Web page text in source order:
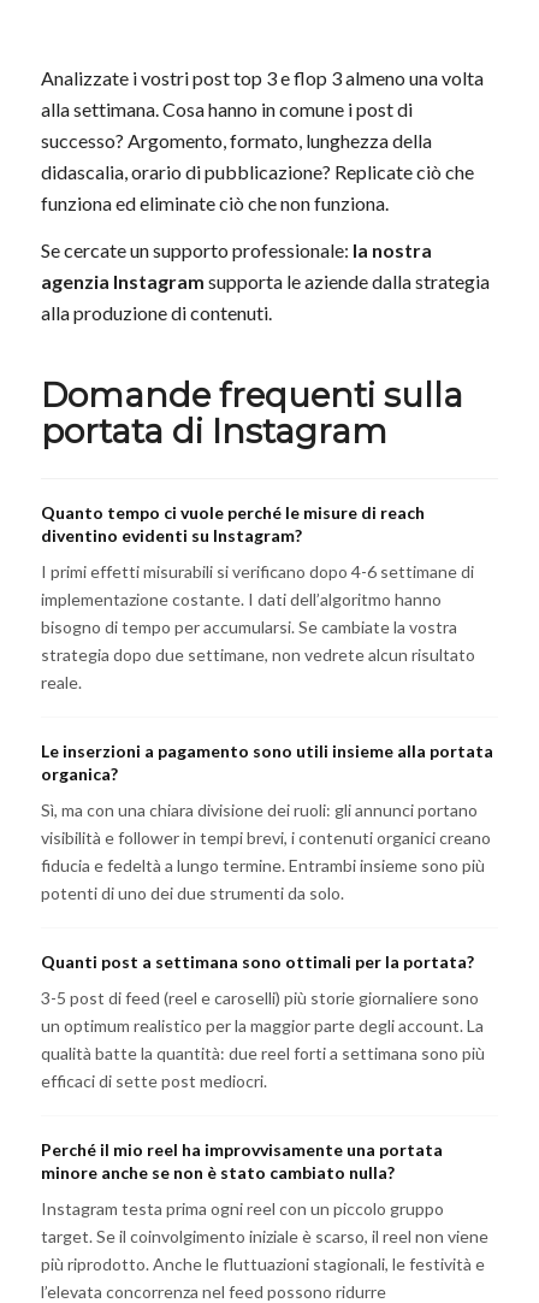
Analizzate i vostri post top 3 e flop 3 almeno una volta
alla settimana. Cosa hanno in comune i post di
successo? Argomento, formato, lunghezza della
didascalia, orario di pubblicazione? Replicate ciò che
funziona ed eliminate ciò che non funziona.
Se cercate un supporto professionale: la nostra
agenzia Instagram supporta le aziende dalla strategia
alla produzione di contenuti.
Domande frequenti sulla
portata di Instagram
Quanto tempo ci vuole perché le misure di reach
diventino evidenti su Instagram?
I primi effetti misurabili si verificano dopo 4-6 settimane di
implementazione costante. I dati dell’algoritmo hanno
bisogno di tempo per accumularsi. Se cambiate la vostra
strategia dopo due settimane, non vedrete alcun risultato
reale.
Le inserzioni a pagamento sono utili insieme alla portata
organica?
Sì, ma con una chiara divisione dei ruoli: gli annunci portano
visibilità e follower in tempi brevi, i contenuti organici creano
fiducia e fedeltà a lungo termine. Entrambi insieme sono più
potenti di uno dei due strumenti da solo.
Quanti post a settimana sono ottimali per la portata?
3-5 post di feed (reel e caroselli) più storie giornaliere sono
un optimum realistico per la maggior parte degli account. La
qualità batte la quantità: due reel forti a settimana sono più
efficaci di sette post mediocri.
Perché il mio reel ha improvvisamente una portata
minore anche se non è stato cambiato nulla?
Instagram testa prima ogni reel con un piccolo gruppo
target. Se il coinvolgimento iniziale è scarso, il reel non viene
più riprodotto. Anche le fluttuazioni stagionali, le festività e
l’elevata concorrenza nel feed possono ridurre